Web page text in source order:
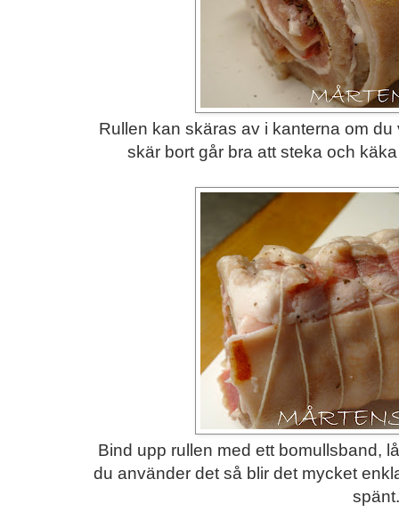
Rullen kan skäras av i kanterna om
skär bort går bra att steka och
Bind upp rullen med ett bomullsband,
du använder det så blir det mycket